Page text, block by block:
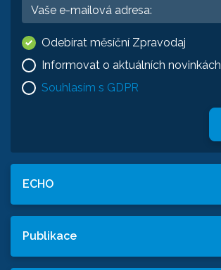
Odebírat měsíční Zpravodaj
Informovat o aktuálních novinkách
Souhlasím s GDPR
ECHO
Publikace